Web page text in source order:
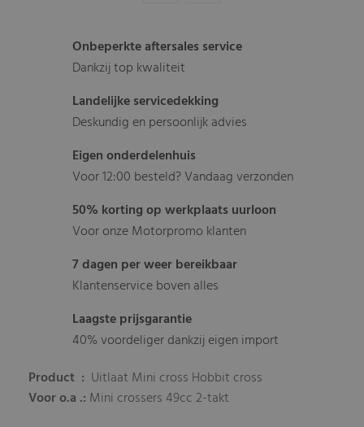
Onbeperkte aftersales service
Dankzij top kwaliteit
Landelijke servicedekking
Deskundig en persoonlijk advies
Eigen onderdelenhuis
Voor 12:00 besteld? Vandaag verzonden
50% korting op werkplaats uurloon
Voor onze Motorpromo klanten
7 dagen per weer bereikbaar
Klantenservice boven alles
Laagste prijsgarantie
40% voordeliger dankzij eigen import
Product : Uitlaat Mini cross Hobbit cross
Voor o.a .: Mini crossers 49cc 2-takt